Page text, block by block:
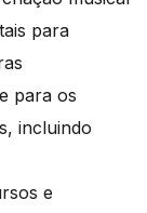
para
para os
incluindo
e